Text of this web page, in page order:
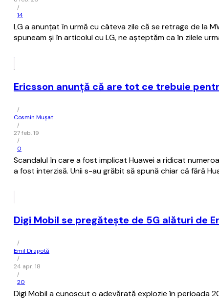
/
14
LG a anunţat în urmă cu câteva zile că se retrage de la
spuneam şi în articolul cu LG, ne aşteptăm ca în zilele
Ericsson anunţă că are tot ce trebuie
/
Cosmin Mușat
/
27 feb. 19
/
0
Scandalul în care a fost implicat Huawei a ridicat
a fost interzisă. Unii s-au grăbit să spună chiar că fără
Digi Mobil se pregătește de 5G alături de
/
Emil Dragotă
/
24 apr. 18
/
20
Digi Mobil a cunoscut o adevărată explozie în perioada